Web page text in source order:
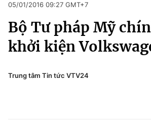
Chuyên mục
Chính trị
Pháp luật
Kinh tế
Thể thao
Truyền hình
Y tế
05/01/2016 09:27 GMT+7
Bộ Tư pháp Mỹ
khởi kiện
Trung tâm Tin tức VTV24